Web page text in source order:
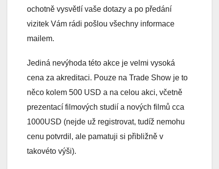
ochotně vysvětlí vaše dotazy a po předání
vizitek Vám rádi pošlou všechny informace
mailem.
Jediná nevýhoda této akce je velmi vysoká
cena za akreditaci. Pouze na Trade Show je to
něco kolem 500 USD a na celou akci, včetně
prezentací filmových studií a nových filmů cca
1000USD (nejde už registrovat, tudíž nemohu
cenu potvrdil, ale pamatuji si přibližně v
takovéto výši).